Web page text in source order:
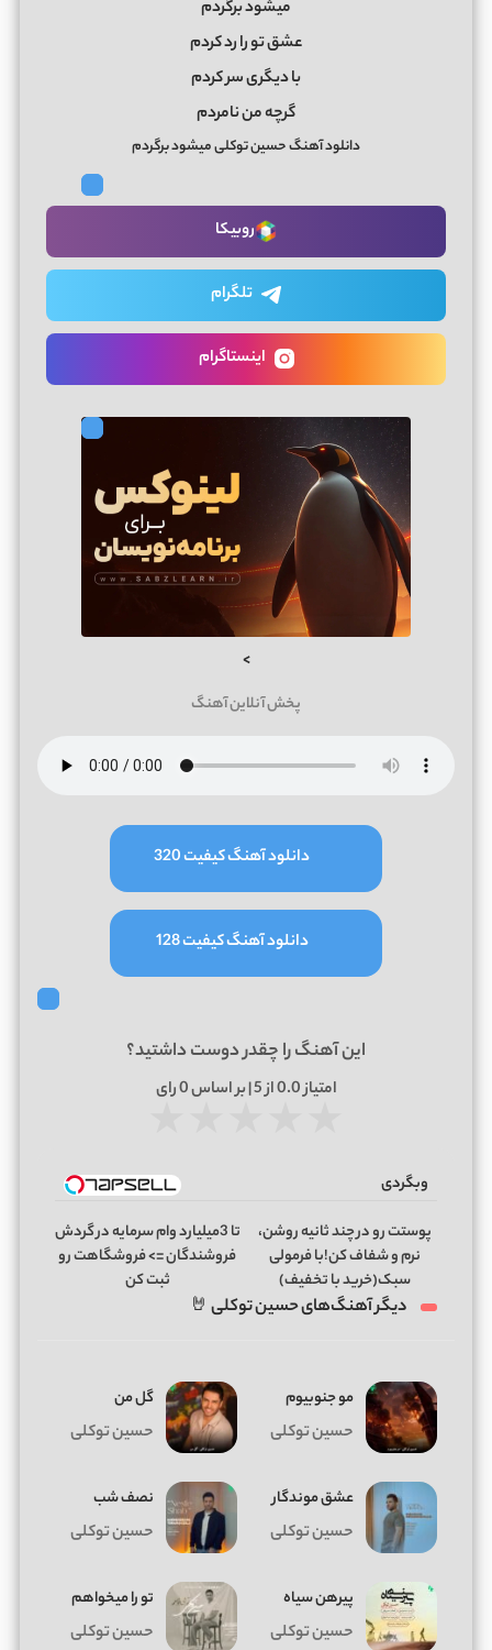
میشود برگردم
عشق تو را رد کردم
با دیگری سر کردم
گرچه من نامردم
دانلود آهنگ حسین توکلی میشود برگردم
روبیکا
تلگرام
اینستاگرام
>
پخش آنلاین آهنگ
دانلود آهنگ کیفیت 320
دانلود آهنگ کیفیت 128
این آهنگ را چقدر دوست داشتید؟
امتیاز0.0از 5 | بر اساس 0رای
وبگردی
پوستت رو در چند ثانیه روشن،
نرم و شفاف کن!با فرمولی
سبک(خرید با تخفیف)
تا 3میلیارد وام سرمایه در گردش
فروشندگان => فروشگاهت رو
ثبت کن
دیگر آهنگ‌های حسین توکلی 🤘
مو جنوبیوم
حسین توکلی
گل من
حسین توکلی
عشق موندگار
حسین توکلی
نصف شب
حسین توکلی
پیرهن سیاه
حسین توکلی
تو را میخواهم
حسین توکلی